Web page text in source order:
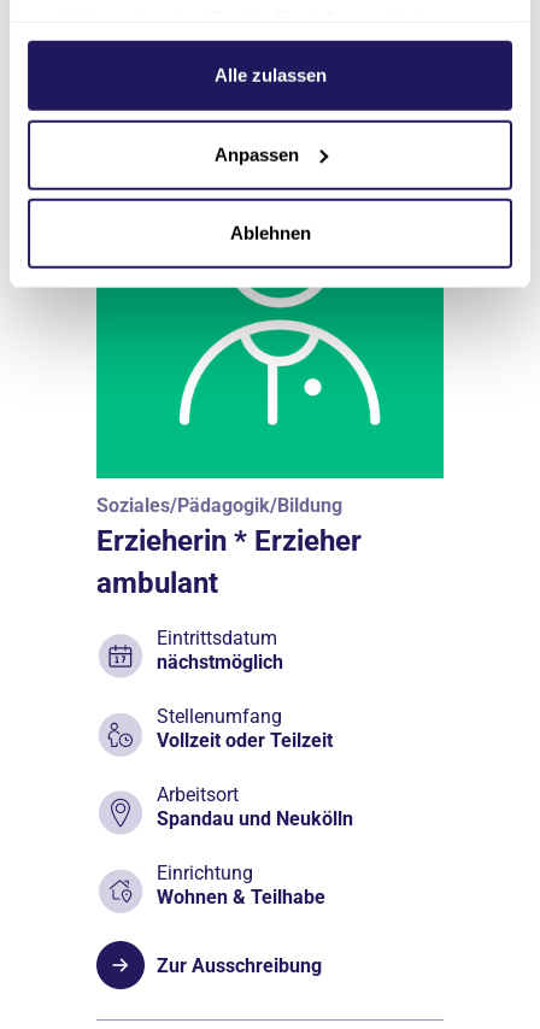
Weitere Informationen hierzu finden Sie in unserer
.
Alle zulassen
Anpassen
Ablehnen
Zur Ausschreibung
Soziales/Pädagogik/Bildung
Erzieherin * Erzieher
ambulant
Eintrittsdatum
nächstmöglich
Stellenumfang
Vollzeit oder Teilzeit
Arbeitsort
Spandau und Neukölln
Einrichtung
Wohnen & Teilhabe
Zur Ausschreibung